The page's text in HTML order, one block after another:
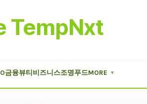
TempNxt
금융뷰티 비즈니스조명푸드MORE ▼